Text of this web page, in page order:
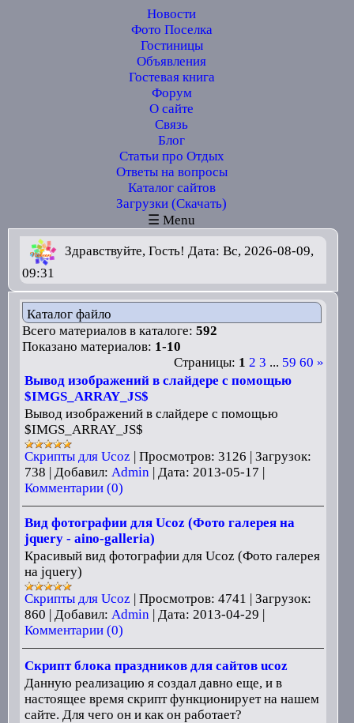
Новости
Фото Поселка
Гостиницы
Объявления
Гостевая книга
Форум
О сайте
Связь
Блог
Статьи про Отдых
Ответы на вопросы
Каталог сайтов
Загрузки (Скачать)
☰ Menu
Здравствуйте, Гость! Дата: Вс, 2026-08-09,
09:31
Каталог файло
Всего материалов в каталоге: 592
Показано материалов: 1-10
Страницы: 1 2 3 ... 59 60 »
Вывод изображений в слайдере с помощью
$IMGS_ARRAY_JS$
Вывод изображений в слайдере с помощью
$IMGS_ARRAY_JS$
Скрипты для Ucoz | Просмотров: 3126 | Загрузок:
738 | Добавил: Admin | Дата: 2013-05-17 |
Комментарии (0)
Вид фотографии для Ucoz (Фото галерея на
jquery - aino-galleria)
Красивый вид фотографии для Ucoz (Фото галерея
на jquery)
Скрипты для Ucoz
Просмотров: 4741
Загрузок:
860
Добавил: Admin Дата: 2013-04-29
Комментарии (0)
Скрипт блока праздников для сайтов ucoz
Данную реализацию я создал давно еще, и в
настоящее время скрипт функционирует на нашем
сайте. Для чего он и как он работает?